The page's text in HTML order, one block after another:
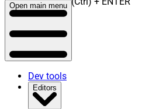
Open main menu
Dev tools
Editors